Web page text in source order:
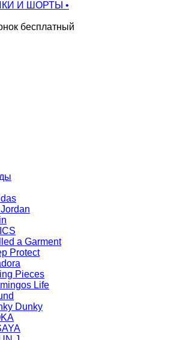
И ШОРТЫ •
бесплатный
a Garment
Protect
Pieces
Life
Dunky